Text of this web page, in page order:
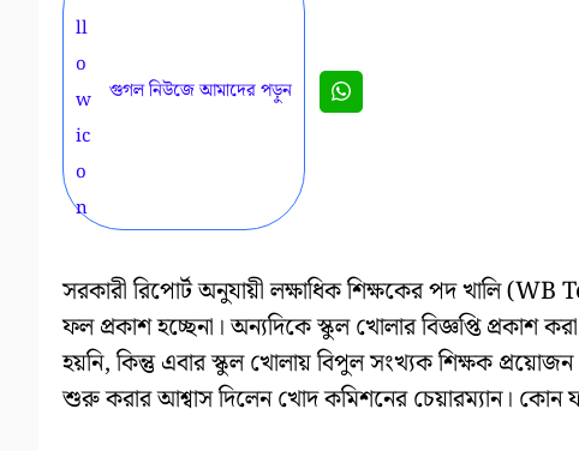
গুগল নিউজে আমাদের পড়ুন
সরকারী রিপোর্ট অনুযায়ী লক্ষাধিক শিক্ষকের পদ খালি
ফল প্রকাশ হচ্ছেনা। অন্যদিকে স্কুল খোলার বিজ্ঞপ্তি প্রকাশ
হয়নি, কিন্তু এবার স্কুল খোলায় বিপুল সংখ্যক শিক্ষক
শুরু করার আশ্বাস দিলেন খোদ কমিশনের চেয়ারম্যান। কোন